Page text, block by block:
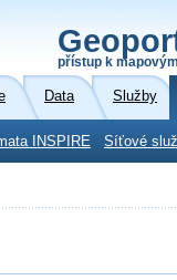
přístup k
Data Služby
INSPIRE Síťové